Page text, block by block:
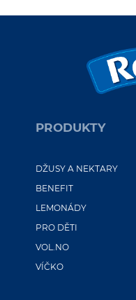
PRODUKTY
DŽUSY A NEKTARY
BENEFIT
LEMONÁDY
PRO DĚTI
VOL.NO
VÍČKO